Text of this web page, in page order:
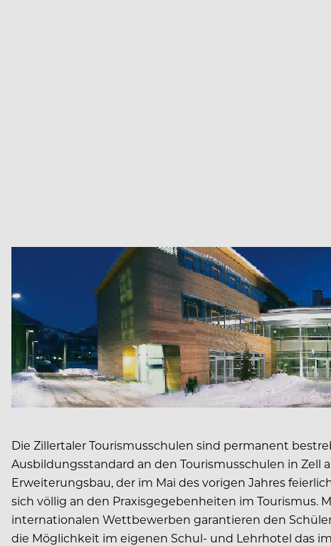
Die Zillertaler Tourismusschulen sind permanent
Ausbildungsstandard an den Tourismusschulen in Zell
Erweiterungsbau, der im Mai des vorigen Jahres
sich völlig an den Praxisgegebenheiten im
internationalen Wettbewerben garantieren den
die Möglichkeit im eigenen Schul- und Lehrhotel das